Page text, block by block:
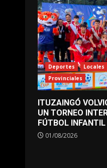
Deportes Locales
Provinciales
ITUZAINGÓ
UN TORNEO
FÚTBOL INFANTIL
01/08/2026